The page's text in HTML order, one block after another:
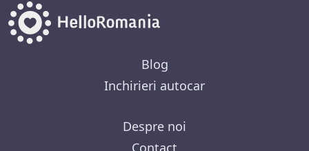
Blog
Inchirieri autocar
Despre noi
Contact